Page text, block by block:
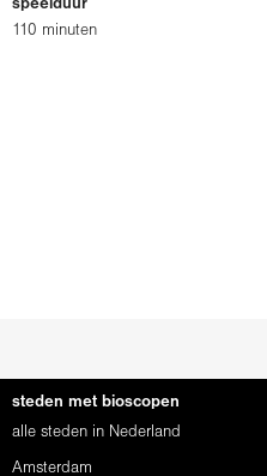
speelduur
110 minuten
steden met bioscopen
alle steden in Nederland
Amsterdam